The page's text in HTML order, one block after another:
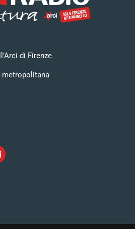
di Firenze
metropolitana